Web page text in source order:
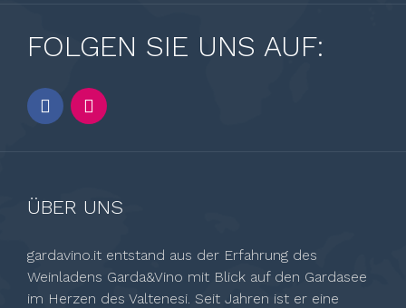
FOLGEN SIE UNS AUF:
ÜBER UNS
gardavino.it entstand aus der Erfahrung des
Weinladens Garda&Vino mit Blick auf den Gardasee
im Herzen des Valtenesi. Seit Jahren ist er eine